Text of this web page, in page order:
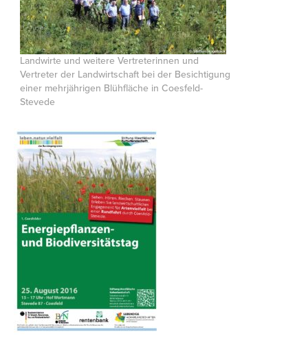
Landwirte und weitere Vertreterinnen und
Vertreter der Landwirtschaft bei der Besichtigung
einer mehrjährigen Blühfläche in Coesfeld-
Stevede